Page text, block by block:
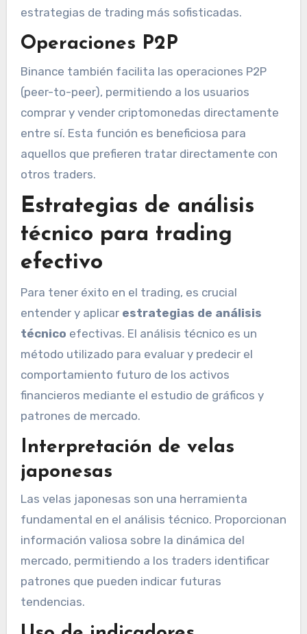
estrategias de trading más sofisticadas.
Operaciones P2P
Binance también facilita las operaciones P2P
(peer-to-peer), permitiendo a los usuarios
comprar y vender criptomonedas directamente
entre sí. Esta función es beneficiosa para
aquellos que prefieren tratar directamente con
otros traders.
Estrategias de análisis
técnico para trading
efectivo
Para tener éxito en el trading, es crucial
entender y aplicar estrategias de análisis
técnico efectivas. El análisis técnico es un
método utilizado para evaluar y predecir el
comportamiento futuro de los activos
financieros mediante el estudio de gráficos y
patrones de mercado.
Interpretación de velas
japonesas
Las velas japonesas son una herramienta
fundamental en el análisis técnico. Proporcionan
información valiosa sobre la dinámica del
mercado, permitiendo a los traders identificar
patrones que pueden indicar futuras
tendencias.